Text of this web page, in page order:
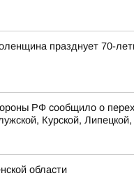
празднует 70-
РФ сообщило о
Курской,
области